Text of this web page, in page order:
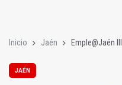
Inicio Jaén Emple@Jaén
JAÉN